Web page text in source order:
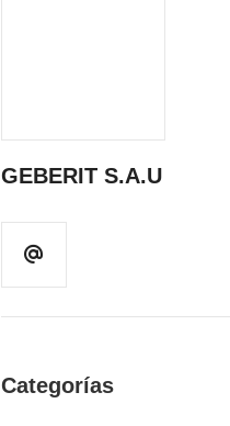
GEBERIT S.A.U
Categorías